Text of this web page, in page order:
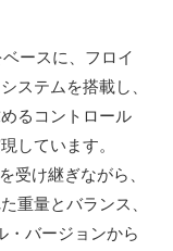
ースに、フロイ
ステムを搭載し、
るコントロール
しています。
受け継ぎながら、
重量とバランス、
・バージョンから